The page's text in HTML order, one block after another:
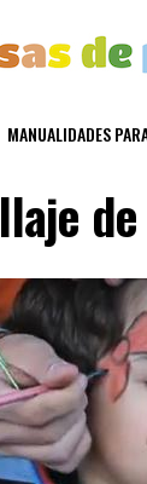
MANUALIDADES